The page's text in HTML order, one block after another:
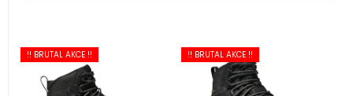
V
ý
!! BRUTAL AKCE !! !! BRUTAL AKCE !!